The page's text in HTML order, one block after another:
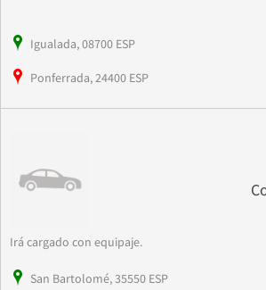
Igualada, 08700 ESP
Ponferrada, 24400 ESP
Irá cargado con equipaje.
San Bartolomé, 35550 ESP